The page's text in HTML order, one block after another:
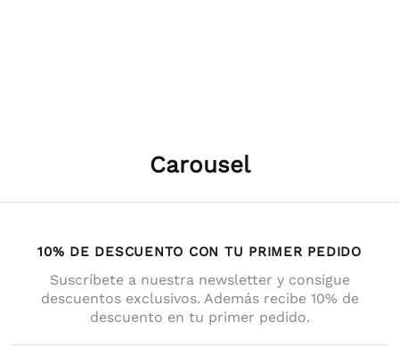
Carousel
10% DE DESCUENTO CON TU PRIMER PEDIDO
Suscríbete a nuestra newsletter y consigue
descuentos exclusivos. Además recibe 10% de
descuento en tu primer pedido.
4,7 Calificación 141 Reseñas